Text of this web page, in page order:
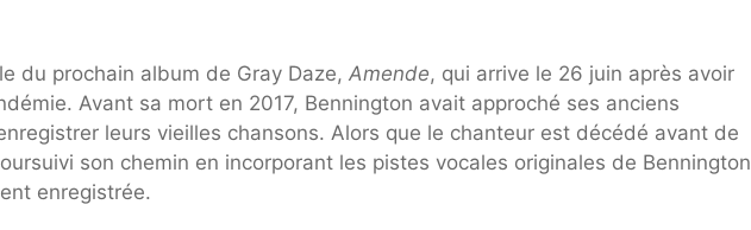
du prochain album de Gray Daze, Amende, qui arrive le 26 juin après avoir
Avant sa mort en 2017, Bennington avait approché ses anciens
leurs vieilles chansons. Alors que le chanteur est décédé avant de
son chemin en incorporant les pistes vocales originales de Bennington
enregistrée.